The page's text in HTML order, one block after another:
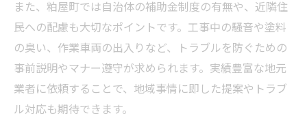
また、粕屋町では自治体の補助金制度の有無や、近隣住
民への配慮も大切なポイントです。工事中の騒音や塗料
の臭い、作業車両の出入りなど、トラブルを防ぐための
事前説明やマナー遵守が求められます。実績豊富な地元
業者に依頼することで、地域事情に即した提案やトラブ
ル対応も期待できます。